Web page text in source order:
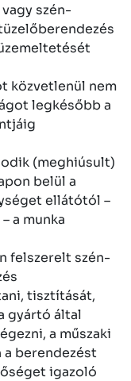
szén-
közvetlenül nem
legkésőbb a
(meghiúsult)
belül a
ellátótól –
a munka
felszerelt szén-
tisztítását,
gyártó által
a műszaki
berendezést
igazoló